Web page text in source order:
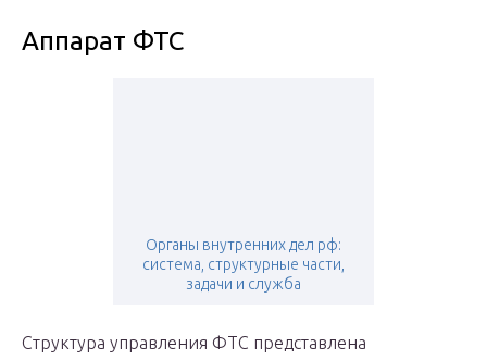
Аппарат ФТС
Органы внутренних дел рф:
система, структурные части,
задачи и служба
Структура управления ФТС представлена